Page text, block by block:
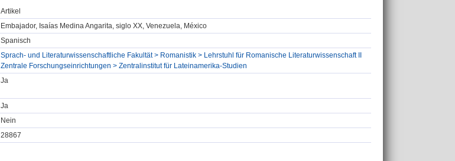
Artikel
Embajador, Isaías Medina Angarita, siglo XX, Venezuela, México
Spanisch
Sprach- und Literaturwissenschaftliche Fakultät > Romanistik > Lehrstuhl für Romanische Literaturwissenschaft II
Zentrale Forschungseinrichtungen > Zentralinstitut für Lateinamerika-Studien
Ja
Ja
Nein
28867